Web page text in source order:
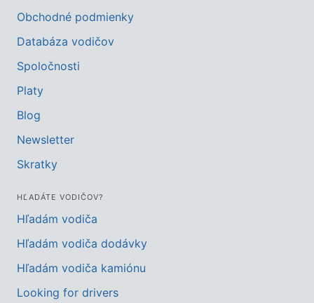
Obchodné podmienky
Databáza vodičov
Spoločnosti
Platy
Blog
Newsletter
Skratky
HĽADÁTE VODIČOV?
Hľadám vodiča
Hľadám vodiča dodávky
Hľadám vodiča kamiónu
Looking for drivers